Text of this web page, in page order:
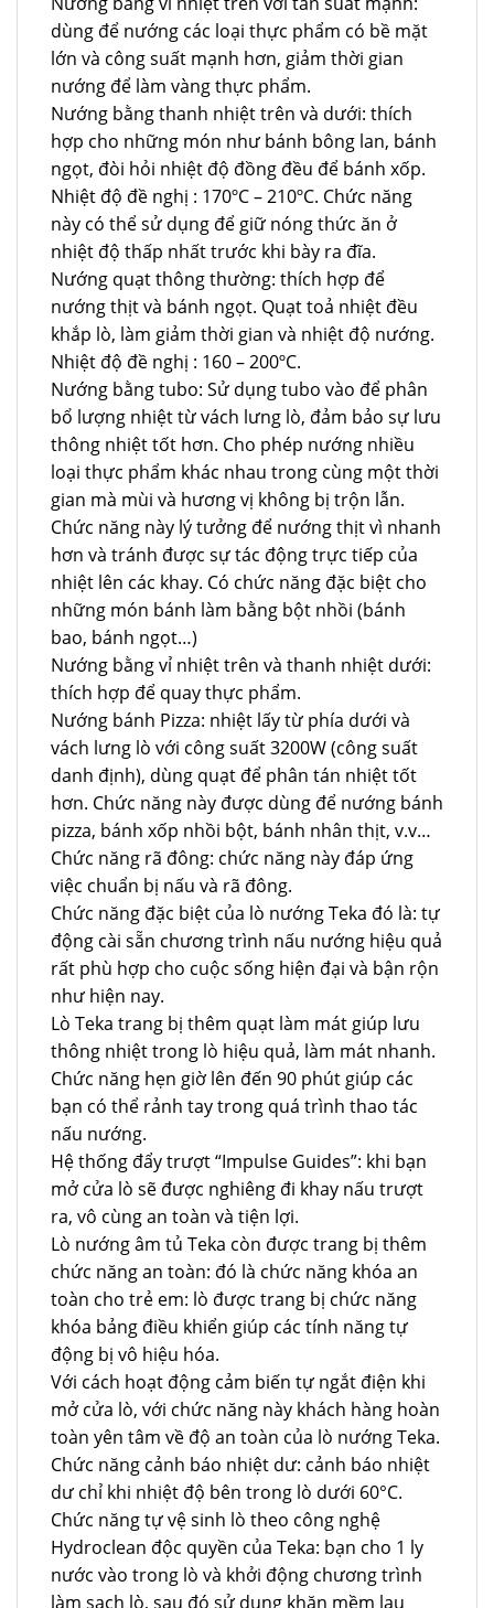
dùng để nướng các loại thực phẩm có bề mặt
lớn và công suất mạnh hơn, giảm thời gian
nướng để làm vàng thực phẩm.
Nướng bằng thanh nhiệt trên và dưới: thích
hợp cho những món như bánh bông lan, bánh
ngọt, đòi hỏi nhiệt độ đồng đều để bánh xốp.
Nhiệt độ đề nghị : 170ºC – 210ºC. Chức năng
này có thể sử dụng để giữ nóng thức ăn ở
nhiệt độ thấp nhất trước khi bày ra đĩa.
Nướng quạt thông thường: thích hợp để
nướng thịt và bánh ngọt. Quạt toả nhiệt đều
khắp lò, làm giảm thời gian và nhiệt độ nướng.
Nhiệt độ đề nghị : 160 – 200ºC.
Nướng bằng tubo: Sử dụng tubo vào để phân
bổ lượng nhiệt từ vách lưng lò, đảm bảo sự lưu
thông nhiệt tốt hơn. Cho phép nướng nhiều
loại thực phẩm khác nhau trong cùng một thời
gian mà mùi và hương vị không bị trộn lẫn.
Chức năng này lý tưởng để nướng thịt vì nhanh
hơn và tránh được sự tác động trực tiếp của
nhiệt lên các khay. Có chức năng đặc biệt cho
những món bánh làm bằng bột nhồi (bánh
bao, bánh ngọt…)
Nướng bằng vỉ nhiệt trên và thanh nhiệt dưới:
thích hợp để quay thực phẩm.
Nướng bánh Pizza: nhiệt lấy từ phía dưới và
vách lưng lò với công suất 3200W (công suất
danh định), dùng quạt để phân tán nhiệt tốt
hơn. Chức năng này được dùng để nướng bánh
pizza, bánh xốp nhồi bột, bánh nhân thịt, v.v…
Chức năng rã đông: chức năng này đáp ứng
việc chuẩn bị nấu và rã đông.
Chức năng đặc biệt của lò nướng Teka đó là: tự
động cài sẵn chương trình nấu nướng hiệu quả
rất phù hợp cho cuộc sống hiện đại và bận rộn
như hiện nay.
Lò Teka trang bị thêm quạt làm mát giúp lưu
thông nhiệt trong lò hiệu quả, làm mát nhanh.
Chức năng hẹn giờ lên đến 90 phút giúp các
bạn có thể rảnh tay trong quá trình thao tác
nấu nướng.
Hệ thống đẩy trượt “Impulse Guides”: khi bạn
mở cửa lò sẽ được nghiêng đi khay nấu trượt
ra, vô cùng an toàn và tiện lợi.
Lò nướng âm tủ Teka còn được trang bị thêm
chức năng an toàn: đó là chức năng khóa an
toàn cho trẻ em: lò được trang bị chức năng
khóa bảng điều khiển giúp các tính năng tự
động bị vô hiệu hóa.
Với cách hoạt động cảm biến tự ngắt điện khi
mở cửa lò, với chức năng này khách hàng hoàn
toàn yên tâm về độ an toàn của lò nướng Teka.
Chức năng cảnh báo nhiệt dư: cảnh báo nhiệt
dư chỉ khi nhiệt độ bên trong lò dưới 60°C.
Chức năng tự vệ sinh lò theo công nghệ
Hydroclean độc quyền của Teka: bạn cho 1 ly
nước vào trong lò và khởi động chương trình
làm sạch lò, sau đó sử dụng khăn mềm lau